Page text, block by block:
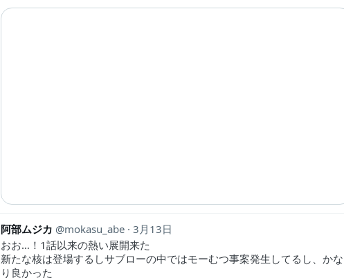
阿部ムジカ mokasu_abe
3月13日
おお…！1話以来の熱い展開来た
新たな核は登場するしサブローの中ではモーむつ事案発生してるし、かな
り良かった